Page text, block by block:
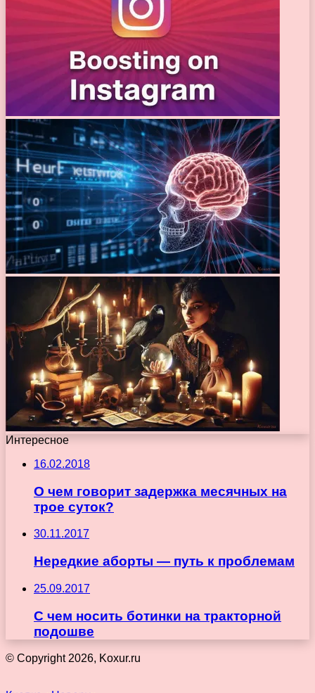
Интересное
16.02.2018
О чем говорит задержка месячных на
трое суток?
30.11.2017
Нередкие аборты — путь к проблемам
25.09.2017
С чем носить ботинки на тракторной
подошве
© Copyright 2026, Koxur.ru